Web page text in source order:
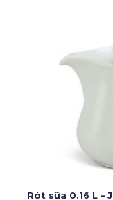
Rót sữa 0.16 L –